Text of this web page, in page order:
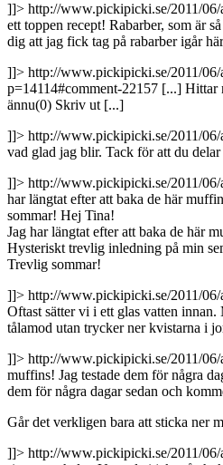
]]> http://www.pickipicki.se/2011/06/
ett toppen recept! Rabarber, som är
dig att jag fick tag på rabarber igår
]]> http://www.pickipicki.se/2011/06/
p=14114#comment-22157 [...] Hittar
ännu(0) Skriv ut [...]
]]> http://www.pickipicki.se/2011/06/
vad glad jag blir. Tack för att du
]]> http://www.pickipicki.se/2011/06/
har längtat efter att baka de här
sommar! Hej Tina!
Jag har längtat efter att baka de här
Hysteriskt trevlig inledning på min
Trevlig sommar!
]]> http://www.pickipicki.se/2011/06/
Oftast sätter vi i ett glas vatten
tålamod utan trycker ner kvistarna i
]]> http://www.pickipicki.se/2011/06/
muffins! Jag testade dem för några
dem för några dagar sedan och
Går det verkligen bara att sticka ner
]]> http://www.pickipicki.se/2011/06/